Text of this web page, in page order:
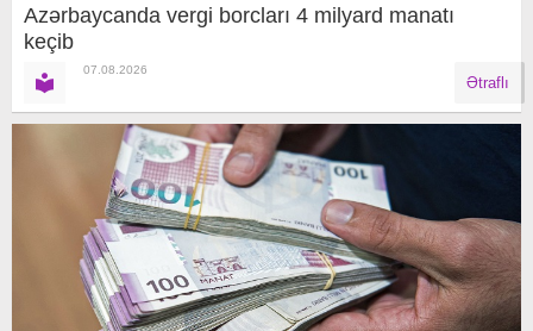
Azərbaycanda vergi borcları 4 milyard manatı
keçib
07.08.2026
Ətraflı